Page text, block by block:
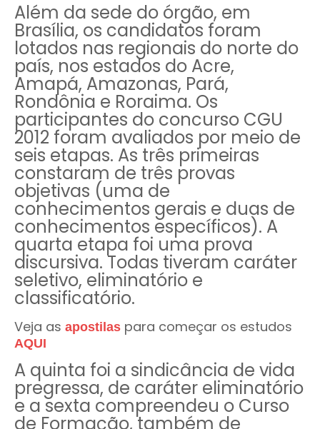
Além da sede do órgão, em
Brasília, os candidatos foram
lotados nas regionais do norte do
país, nos estados do Acre,
Amapá, Amazonas, Pará,
Rondônia e Roraima. Os
participantes do concurso CGU
2012 foram avaliados por meio de
seis etapas. As três primeiras
constaram de três provas
objetivas (uma de
conhecimentos gerais e duas de
conhecimentos específicos). A
quarta etapa foi uma prova
discursiva. Todas tiveram caráter
seletivo, eliminatório e
classificatório.
Veja as apostilas para começar os estudos
AQUI
A quinta foi a sindicância de vida
pregressa, de caráter eliminatório
e a sexta compreendeu o Curso
de Formação, também de